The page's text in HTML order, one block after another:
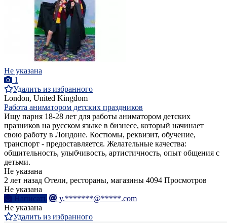
Не указана
1
Удалить из избранного
London, United Kingdom
Работа аниматором детских праздников
Ищу парня 18-28 лет для работы аниматором детских
празников на русском языке в бизнесе, который начинает
свою работу в Лондоне. Костюмы, реквизит, обучение,
транспорт - предоставляется. Желательные качества:
общительность, улыбчивость, артистичность, опыт общения с
детьми.
Не указана
2 лет назад Отели, рестораны, магазины 4094 Просмотров
Не указана
Написать
y.*******@*****.com
Не указана
Удалить из избранного